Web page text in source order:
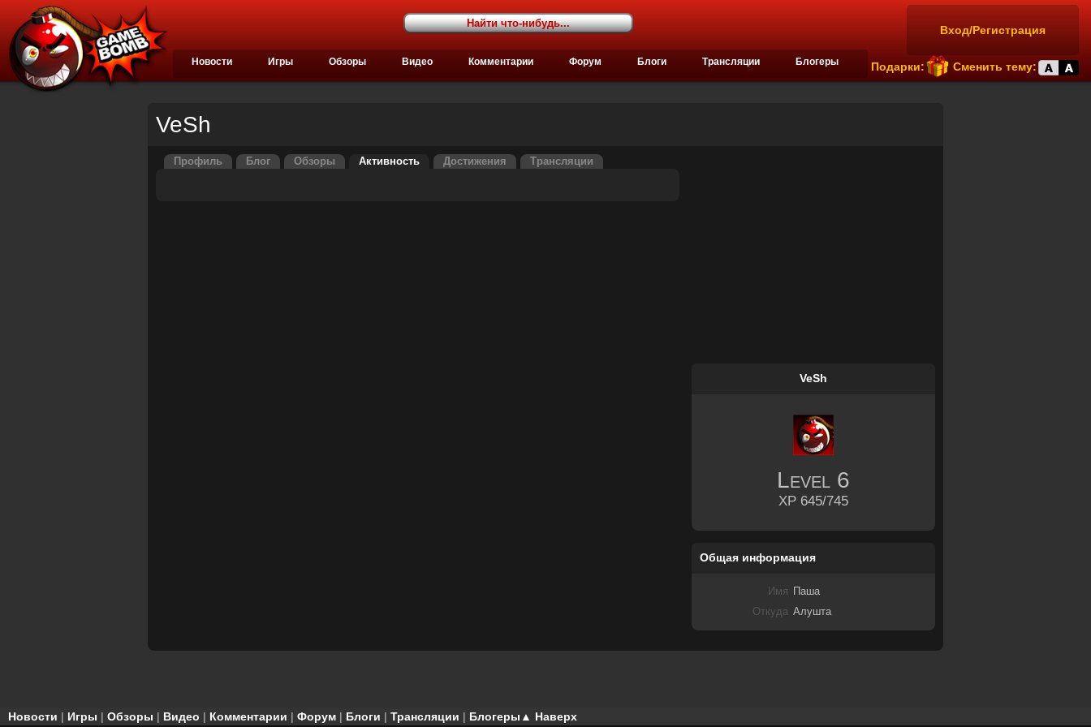
Вход/Регистрация
Подарки: Сменить тему:
Новости Игры Обзоры Видео Комментарии Форум Блоги Трансляции Блогеры
VeSh
Профиль Блог Обзоры Активность Достижения Трансляции
VeSh
Level 6
XP 645/745
Общая информация
Имя
Паша
Откуда Алушта
▲ Наверх
Новости | Игры | Обзоры | Видео | Комментарии | Форум | Блоги | Трансляции | Блогеры